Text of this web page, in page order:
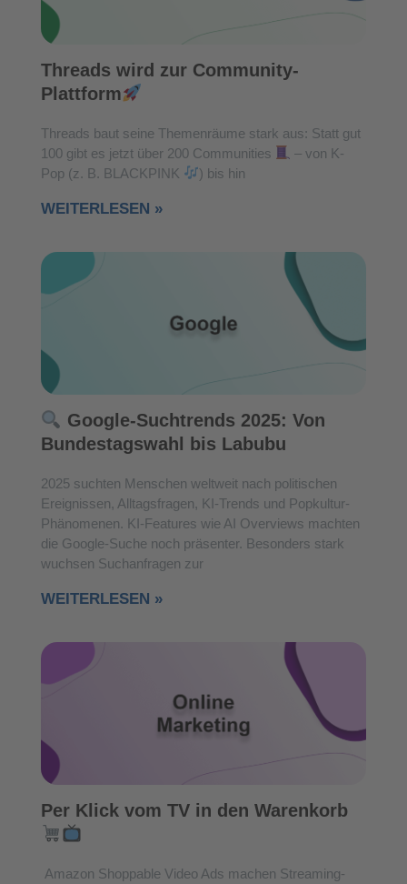
Threads wird zur Community-
Plattform
Threads baut seine Themenräume stark aus: Statt gut
100 gibt es jetzt über 200 Communities
– von K-
Pop (z. B. BLACKPINK
) bis hin
WEITERLESEN »
Google-Suchtrends 2025: Von
Bundestagswahl bis Labubu
2025 suchten Menschen weltweit nach politischen
Ereignissen, Alltagsfragen, KI-Trends und Popkultur-
Phänomenen. KI-Features wie AI Overviews machten
die Google-Suche noch präsenter. Besonders stark
wuchsen Suchanfragen zur
WEITERLESEN »
Per Klick vom TV in den Warenkorb
Amazon Shoppable Video Ads machen Streaming-